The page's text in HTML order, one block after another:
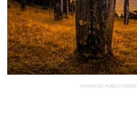
ANUNCIO PUBLICITARIO